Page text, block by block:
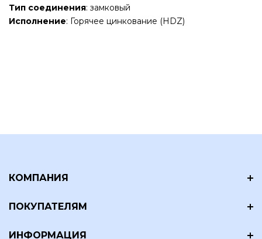
Тип соединения: замковый
Исполнение: Горячее цинкование (HDZ)
КОМПАНИЯ
ПОКУПАТЕЛЯМ
ИНФОРМАЦИЯ